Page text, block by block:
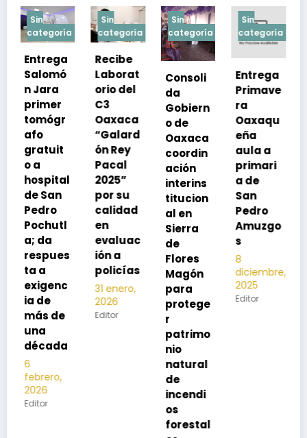
Sin
categoría
Recibe
Laborat
orio del
C3
Oaxaca
“Galard
ón Rey
Pacal
2025”
por su
calidad
en
evaluac
ión a
policías
31 enero,
2026
Editor
Sin
categoría
Consoli
da
Gobiern
o de
Oaxaca
coordin
ación
interins
titucion
al en
Sierra
de
Flores
Magón
para
protege
r
Sin
categoría
Entrega
Primave
ra
Oaxaqu
eña
aula a
primari
a de
San
Pedro
Amuzgo
s
8
diciembre,
2025
Editor
Sin
categoría
Exhorta
SSO a
vacuna
rse de
neumoc
oco
para
preveni
r la
neumon
ía
13
noviembre,
2025
Editor